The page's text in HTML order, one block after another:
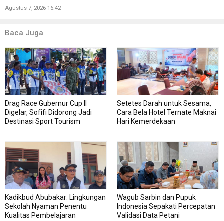
Agustus 7, 2026 16:42
Baca Juga
Drag Race Gubernur Cup II
Digelar, Sofifi Didorong Jadi
Destinasi Sport Tourism
Setetes Darah untuk Sesama,
Cara Bela Hotel Ternate Maknai
Hari Kemerdekaan
Kadikbud Abubakar: Lingkungan
Sekolah Nyaman Penentu
Kualitas Pembelajaran
Wagub Sarbin dan Pupuk
Indonesia Sepakati Percepatan
Validasi Data Petani